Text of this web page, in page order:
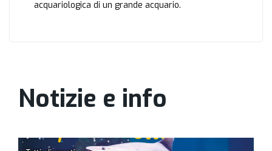
acquariologica di un grande acquario.
Notizie e info